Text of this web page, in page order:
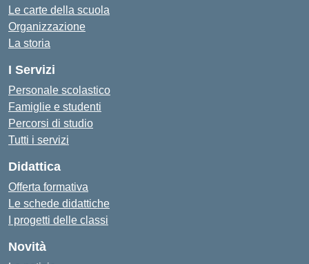
Le carte della scuola
Organizzazione
La storia
I Servizi
Personale scolastico
Famiglie e studenti
Percorsi di studio
Tutti i servizi
Didattica
Offerta formativa
Le schede didattiche
I progetti delle classi
Novità